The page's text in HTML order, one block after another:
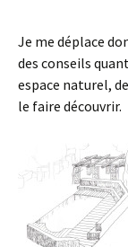
Je me déplace
des conseils
espace naturel,
le faire découvrir.